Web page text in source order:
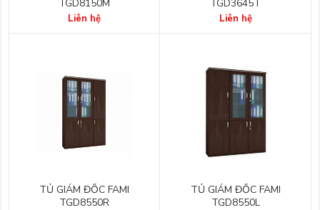
TGD8150M
Liên hệ
TGD3645T
Liên hệ
TỦ GIÁM ĐỐC FAMI
TGD8550R
TỦ GIÁM ĐỐC FAMI
TGD8550L